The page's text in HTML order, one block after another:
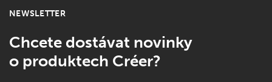
NEWSLETTER
Chcete dostávat novinky
o produktech Créer?